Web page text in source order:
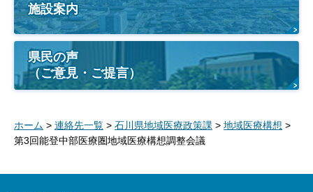
施設案内
県民の声
（ご意見・ご提言）
ホーム > 連絡先一覧 > 石川県地域医療政策課 > 地域医療構想 >
第3回能登中部医療圏地域医療構想調整会議